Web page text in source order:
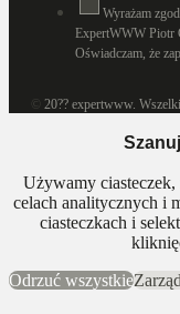
Wyrażam
ExpertWWW Piotr
Oświadczam, że
© 20?? expertwww.
Używamy ciasteczek,
celach analitycznych i
ciasteczkach i
Odrzuć wszystkie